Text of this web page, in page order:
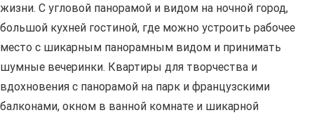
жизни. C угловой панорамой и видом на ночной город,
большой кухней гостиной, где можно устроить рабочее
место с шикарным панорамным видом и принимать
шумные вечеринки. Квартиры для творчества и
вдохновения с панорамой на парк и французскими
балконами, окном в ванной комнате и шикарной